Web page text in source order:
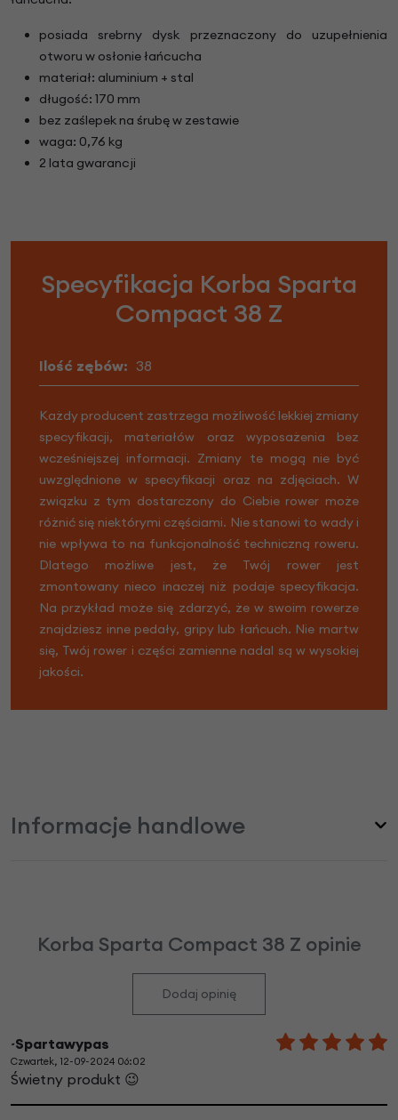
posiada srebrny dysk przeznaczony do uzupełnienia
otworu w osłonie łańcucha
materiał: aluminium + stal
długość: 170 mm
bez zaślepek na śrubę w zestawie
waga: 0,76 kg
2 lata gwarancji
Specyfikacja Korba Sparta
Compact 38 Z
Ilość zębów: 38
Każdy producent zastrzega możliwość lekkiej zmiany
specyfikacji, materiałów oraz wyposażenia bez
wcześniejszej informacji. Zmiany te mogą nie być
uwzględnione w specyfikacji oraz na zdjęciach. W
związku z tym dostarczony do Ciebie rower może
różnić się niektórymi częściami. Nie stanowi to wady i
nie wpływa to na funkcjonalność techniczną roweru.
Dlatego możliwe jest, że Twój rower jest
zmontowany nieco inaczej niż podaje specyfikacja.
Na przykład może się zdarzyć, że w swoim rowerze
znajdziesz inne pedały, gripy lub łańcuch. Nie martw
się, Twój rower i części zamienne nadal są w wysokiej
jakości.
Informacje handlowe
Korba Sparta Compact 38 Z opinie
Dodaj opinię
~Spartawypas
Czwartek, 12-09-2024 06:02
Świetny produkt 😉